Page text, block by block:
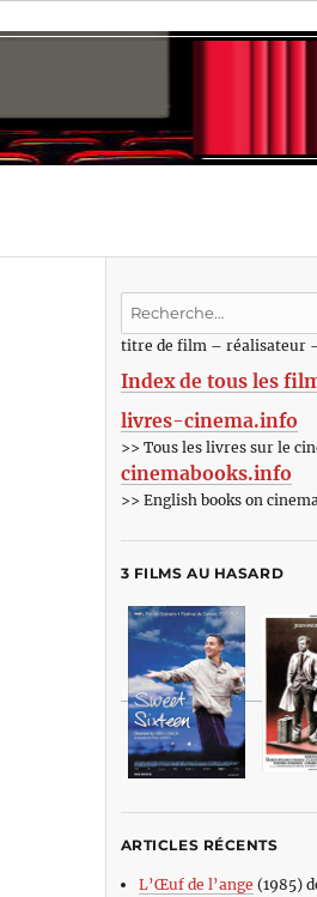
Recherche
:titre de film – réalisateur
Index de tous les
livres-cinema.info
>> Tous les livres sur le
cinemabooks.info
>> English books on
3 FILMS AU HASARD
ARTICLES RÉCENTS
L’Œuf de l’ange (1985)